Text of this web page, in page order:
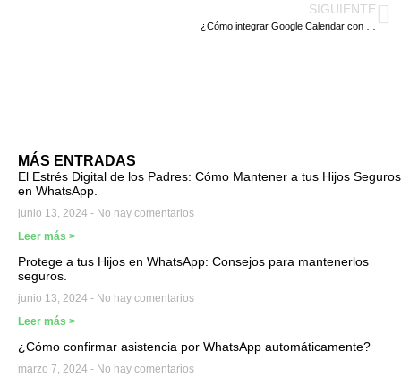
SIGUIENTE
MÁS ENTRADAS
El Estrés Digital de los Padres: Cómo Mantener a tus Hijos Seguros
en WhatsApp.
junio 13, 2024
No hay comentarios
Leer más >
Protege a tus Hijos en WhatsApp: Consejos para mantenerlos
seguros.
junio 13, 2024
No hay comentarios
Leer más >
¿Cómo confirmar asistencia por WhatsApp automáticamente?
marzo 7, 2024 No hay comentarios